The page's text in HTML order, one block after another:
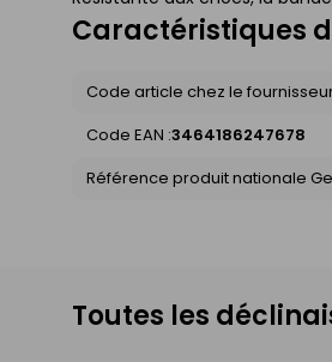
Caractéristiques
Code article chez le
Code EAN :3464186247678
Référence produit nationale
Toutes les